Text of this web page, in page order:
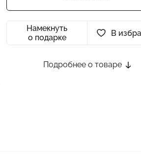
Намекнуть
о подарке
В
Подробнее о товаре